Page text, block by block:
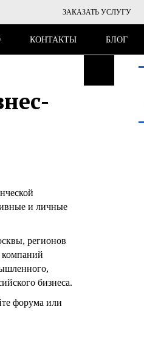
ЗАКАЗАТЬ УСЛУГУ
КОНТАКТЫ БЛОГ
и личные
регионов
компаний
бизнеса.
форума или